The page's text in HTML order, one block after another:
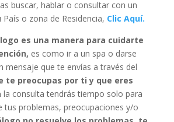
buscar, hablar o consultar con un
País o zona de Residencia, Clic Aquí.
es una manera para cuidarte
es como ir a un spa o darse
mensaje que te envías a través del
te preocupas por ti y que eres
la consulta tendrás tiempo solo para
tus problemas, preocupaciones y/o